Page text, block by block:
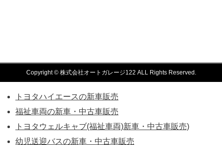
Copyright © 株式会社オートガレージ122 ALL Rights Reserved.
トヨタハイエースの新車販売
福祉車両の新車・中古車販売
トヨタウェルキャブ(福祉車両)新車・中古車販売)
幼児送迎バスの新車・中古車販売